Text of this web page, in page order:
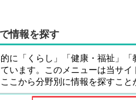
情報を探す
に「くらし」「健康・福祉」
います。このメニューは当サ
こから分野別に情報を探すこと